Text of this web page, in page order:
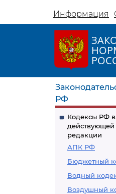
Информация
РФ
Кодексы РФ в
действующей
редакции
АПК РФ
Бюджетный
Водный
Воздушный